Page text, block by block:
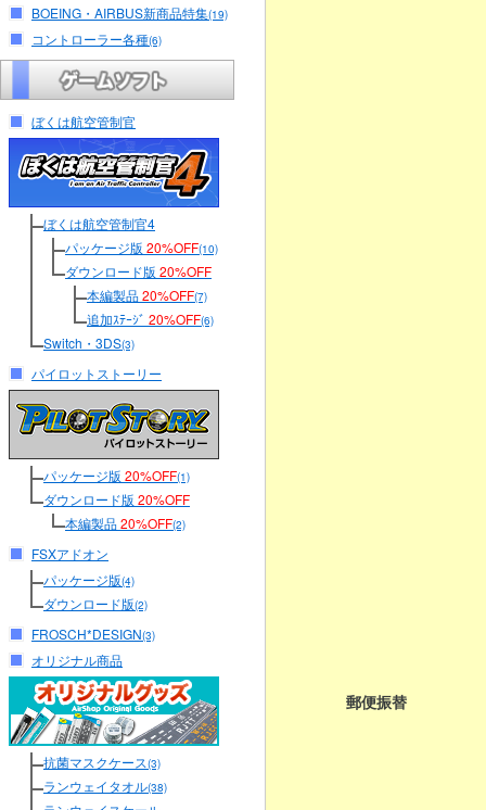
BOEING・AIRBUS新商品特集(19)
コントローラー各種(6)
ぼくは航空管制官
ぼくは航空管制官4
パッケージ版 20%OFF(10)
ダウンロード版 20%OFF
本編製品20%OFF(7)
追加ｽﾃｰｼﾞ 20%OFF(6)
Switch・3DS(3)
パイロットストーリー
パッケージ版 20%OFF(1)
ダウンロード版 20%OFF
本編製品20%OFF(2)
FSXアドオン
パッケージ版(4)
ダウンロード版(2)
FROSCH*DESIGN(3)
オリジナル商品
抗菌マスクケース(3)
ランウェイタオル(38)
郵便振替